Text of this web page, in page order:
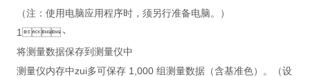
（注：使用电脑应用程序时，须另行准备电脑。）
1、
将测量数据保存到测量仪中
测量仪内存中zui多可保存 1,000 组测量数据（含基准色）。（设